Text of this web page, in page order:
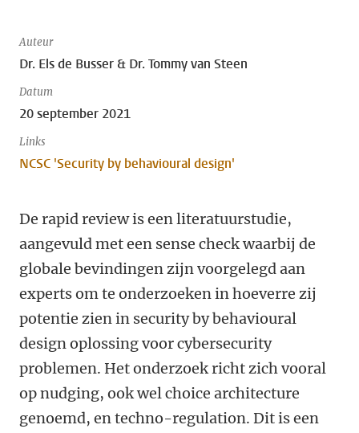
Auteur
Dr. Els de Busser & Dr. Tommy van Steen
Datum
20 september 2021
Links
NCSC 'Security by behavioural design'
De rapid review is een literatuurstudie,
aangevuld met een sense check waarbij de
globale bevindingen zijn voorgelegd aan
experts om te onderzoeken in hoeverre zij
potentie zien in security by behavioural
design oplossing voor cybersecurity
problemen. Het onderzoek richt zich vooral
op nudging, ook wel choice architecture
genoemd, en techno-regulation. Dit is een